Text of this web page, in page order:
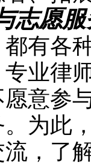
志愿服
有各
业律
意参
为此
，了